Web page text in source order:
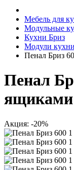
Мебель для
Модульные
Кухни Бриз
Модули
Пенал Бриз
Пенал
ящиками
Акция: -20%